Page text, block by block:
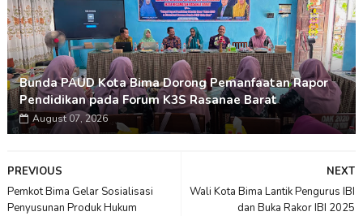
Bunda PAUD Kota Bima Dorong Pemanfaatan Rapor
Pendidikan pada Forum K3S Rasanae Barat
August 07, 2026
NEXT
Wali Kota Bima Lantik Pengurus IBI
dan Buka Rakor IBI 2025
PREVIOUS
Pemkot Bima Gelar Sosialisasi
Penyusunan Produk Hukum